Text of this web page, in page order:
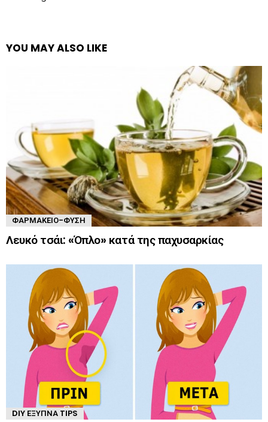
YOU MAY ALSO LIKE
ΦΑΡΜΑΚΕΊΟ-ΦΎΣΗ
Λευκό τσάι: «Όπλο» κατά της παχυσαρκίας
DIY ΈΞΥΠΝΑ TIPS